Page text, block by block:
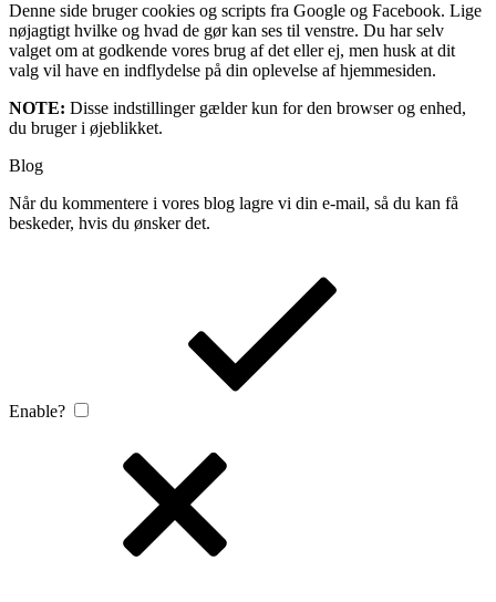
Denne side bruger cookies og scripts fra Google og Facebook. Lige
nøjagtigt hvilke og hvad de gør kan ses til venstre. Du har selv
valget om at godkende vores brug af det eller ej, men husk at dit
valg vil have en indflydelse på din oplevelse af hjemmesiden.
NOTE: Disse indstillinger gælder kun for den browser og enhed,
du bruger i øjeblikket.
Blog
Når du kommentere i vores blog lagre vi din e-mail, så du kan få
beskeder, hvis du ønsker det.
Enable?